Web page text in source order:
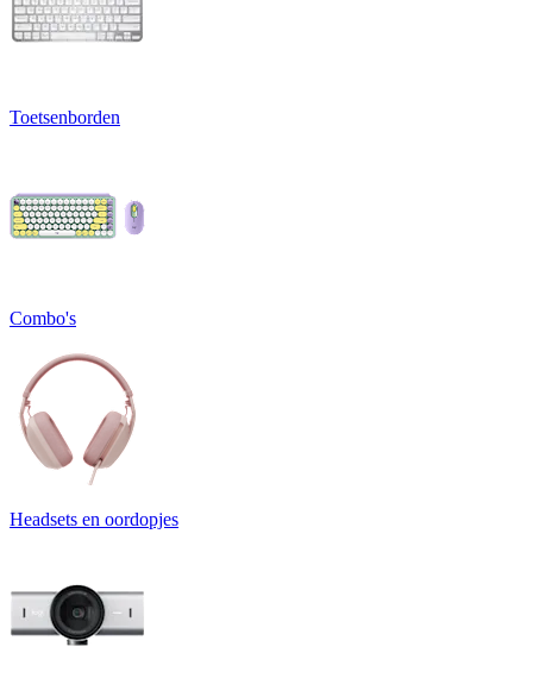
Toetsenborden
Combo's
Headsets en oordopjes